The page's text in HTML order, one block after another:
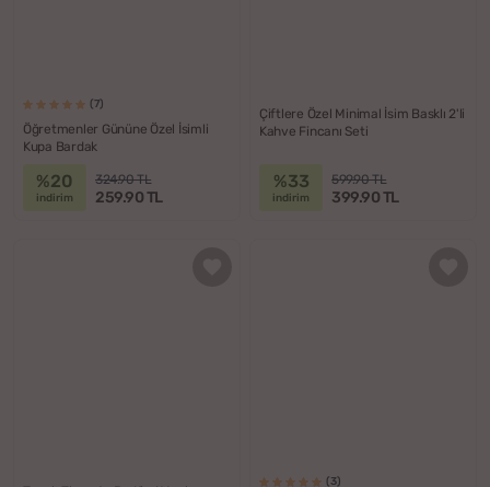
(7)
Öğretmenler Gününe Özel İsimli
Kupa Bardak
%20
indirim
324.90 TL
259.90 TL
Çiftlere Özel Minimal İsim Basklı 2'li
Kahve Fincanı Seti
%33
indirim
599.90 TL
399.90 TL
(3)